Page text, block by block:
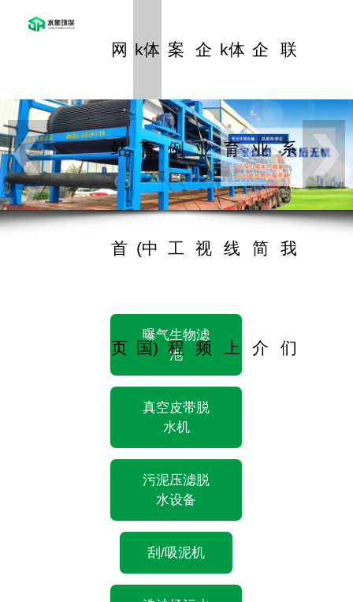
网
站
首
页
k体
育
(中
国)
案
例
工
程
企
业
视
频
k体
育
线
上
企
业
简
介
联
系
我
们
曝气生物滤
池
真空皮带脱
水机
污泥压滤脱
水设备
刮/吸泥机